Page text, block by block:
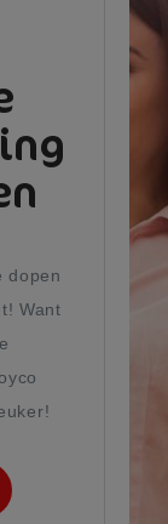
dopen
Want